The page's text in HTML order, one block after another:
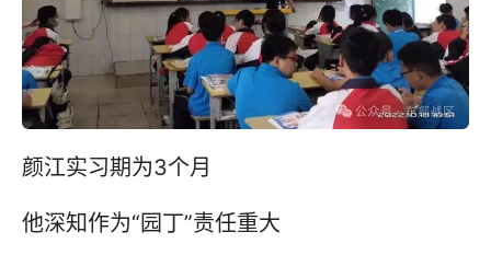
颜江实习期为3个月
他深知作为“园丁”责任重大